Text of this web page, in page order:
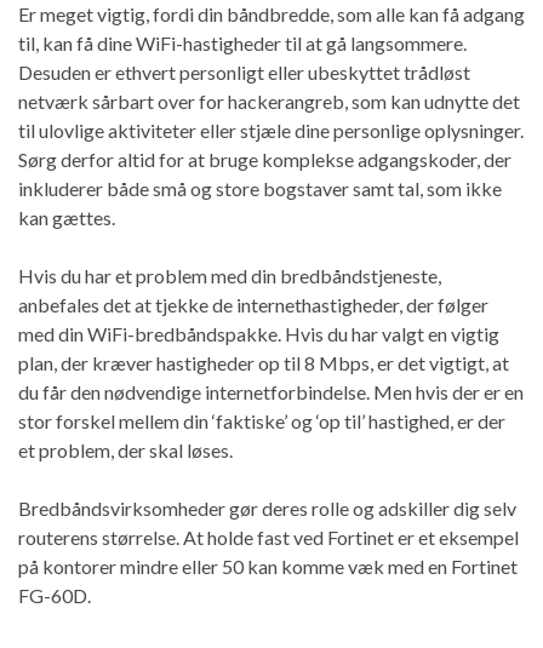
Er meget vigtig, fordi din båndbredde, som alle kan få adgang
til, kan få dine WiFi-hastigheder til at gå langsommere.
Desuden er ethvert personligt eller ubeskyttet trådløst
netværk sårbart over for hackerangreb, som kan udnytte det
til ulovlige aktiviteter eller stjæle dine personlige oplysninger.
Sørg derfor altid for at bruge komplekse adgangskoder, der
inkluderer både små og store bogstaver samt tal, som ikke
kan gættes.
Hvis du har et problem med din bredbåndstjeneste,
anbefales det at tjekke de internethastigheder, der følger
med din WiFi-bredbåndspakke. Hvis du har valgt en vigtig
plan, der kræver hastigheder op til 8 Mbps, er det vigtigt, at
du får den nødvendige internetforbindelse. Men hvis der er en
stor forskel mellem din ‘faktiske’ og ‘op til’ hastighed, er der
et problem, der skal løses.
Bredbåndsvirksomheder gør deres rolle og adskiller dig selv
routerens størrelse. At holde fast ved Fortinet er et eksempel
på kontorer mindre eller 50 kan komme væk med en Fortinet
FG-60D.